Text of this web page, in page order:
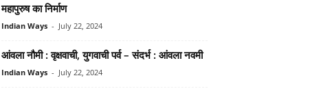
महापुरुष का निर्माण
Indian Ways - July 22, 2024
आंवला नौमी : वृक्षवाची, युगवाची पर्व – संदर्भ : आंवला नवमी
Indian Ways - July 22, 2024